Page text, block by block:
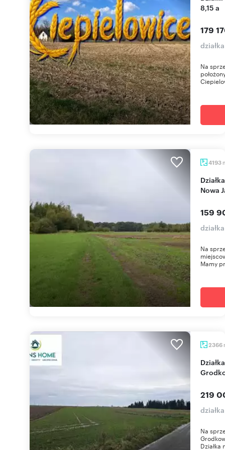
8,15 a
179
Na
4193
Działka 0,42 ha pod dom w otoczeniu natury -
Nowa
159
Na
Mamy
2366
Działka budowlana 2366 m² w Tarnowie
219
Na